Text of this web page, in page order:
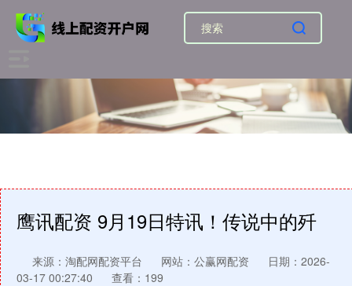
鹰讯配资 9月19日特讯！传说中的歼
来源：淘配网配资平台 网站：公赢网配资
日期：2026-
03-17 00:27:40
查看：199